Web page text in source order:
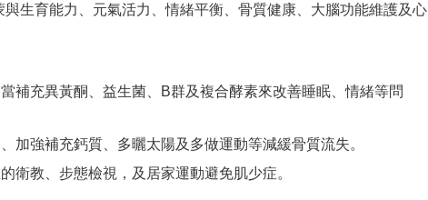
生育能力、元氣活力、情緒平衡、骨質健康、大腦功能維護及心
補充異黃酮、益生菌、B群及複合酵素來改善睡眠、情緒等問
加強補充鈣質、多曬太陽及多做運動等減緩骨質流失。
衛教、步態檢視，及居家運動避免肌少症。